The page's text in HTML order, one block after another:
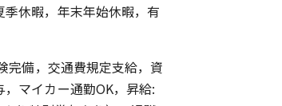
休暇，年末年始休暇，有
完備，交通費規定支給，資
マイカー通勤OK，昇給: